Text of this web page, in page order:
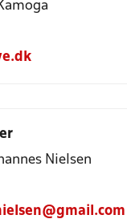
Nielsen